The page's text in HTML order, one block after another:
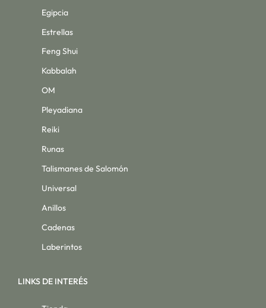
Egipcia
Estrellas
Feng Shui
Kabbalah
OM
Pleyadiana
Reiki
Runas
Talismanes de Salomón
Universal
Anillos
Cadenas
Laberintos
LINKS DE INTERÉS